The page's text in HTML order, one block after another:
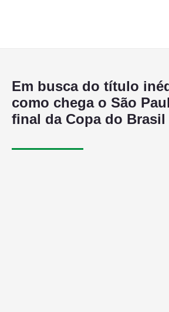
Em busca do título
como chega o São
final da Copa do Brasil